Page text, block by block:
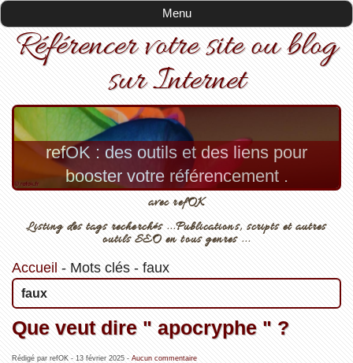
Menu
Référencer votre site ou blog
sur Internet
refOK : des outils et des liens pour
booster votre référencement .
avec refOK
Listing des tags recherchés ...Publications, scripts et autres
outils SEO en tous genres ...
Accueil - Mots clés- faux
faux
Que veut dire " apocryphe " ?
Rédigé par refOK - 13 février 2025- Aucun commentaire